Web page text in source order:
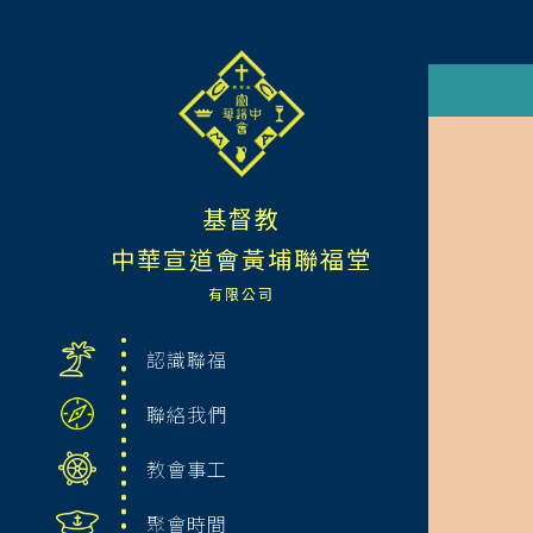
基督教
中華宣道會黃埔聯福堂
有限公司
認識聯福
聯絡我們
教會事工
聚會時間